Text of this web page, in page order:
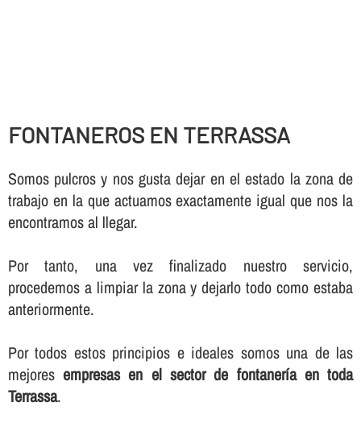
FONTANEROS EN TERRASSA
Somos pulcros y nos gusta dejar en el estado la zona de
trabajo en la que actuamos exactamente igual que nos la
encontramos al llegar.
Por tanto, una vez finalizado nuestro servicio,
procedemos a limpiar la zona y dejarlo todo como estaba
anteriormente.
Por todos estos principios e ideales somos una de las
mejoresempresas en el sector de fontanerí­a en toda
Terrassa.